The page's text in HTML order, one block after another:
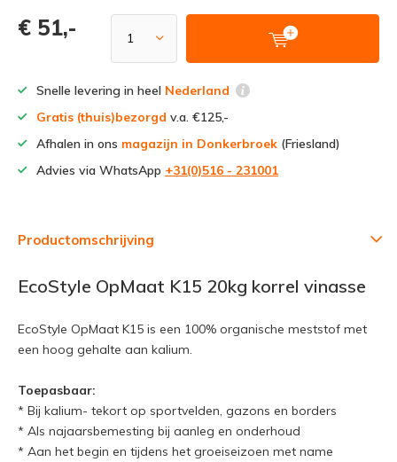
€ 51,-
Snelle levering in heel Nederland
Gratis (thuis)bezorgd v.a. €125,-
Afhalen in ons magazijn in Donkerbroek (Friesland)
Advies via WhatsApp +31(0)516 - 231001
Productomschrijving
EcoStyle OpMaat K15 20kg korrel vinasse
EcoStyle OpMaat K15 is een 100% organische meststof met
een hoog gehalte aan kalium.
Toepasbaar:
* Bij kalium- tekort op sportvelden, gazons en borders
* Als najaarsbemesting bij aanleg en onderhoud
* Aan het begin en tijdens het groeiseizoen met name